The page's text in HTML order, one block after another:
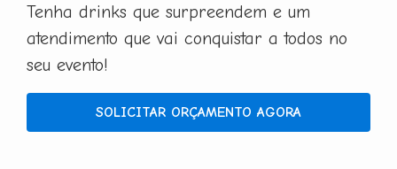
Tenha drinks que surpreendem e um
atendimento que vai conquistar a todos no
seu evento!
SOLICITAR ORÇAMENTO AGORA